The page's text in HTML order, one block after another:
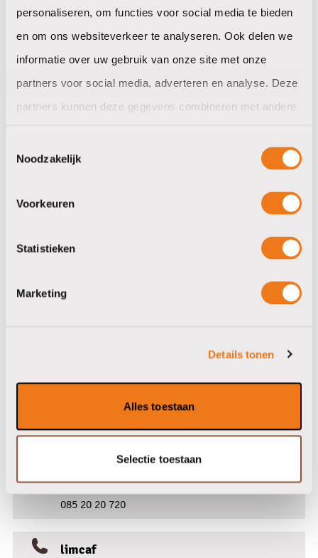
personaliseren, om functies voor social media te bieden
en om ons websiteverkeer te analyseren. Ook delen we
informatie over uw gebruik van onze site met onze
partners voor social media, adverteren en analyse. Deze
partners kunnen deze gegevens combineren met andere
verzameld op basis van uw gebruik van hun services.
Noodzakelijk
Voorkeuren
Statistieken
Marketing
Details tonen
Alles toestaan
Selectie toestaan
William
Jouw goeie koffiepauze begint hier.
vantienen
085 20 20 720
limcaf